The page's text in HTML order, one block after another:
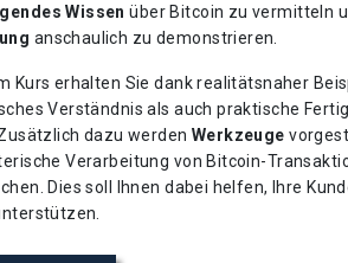
Wissen über Bitcoin zu vermitteln
anschaulich zu demonstrieren.
Kurs erhalten Sie dank realitätsnaher
Verständnis als auch praktische
dazu werden Werkzeuge
Verarbeitung von Bitcoin-
Dies soll Ihnen dabei helfen, Ihre